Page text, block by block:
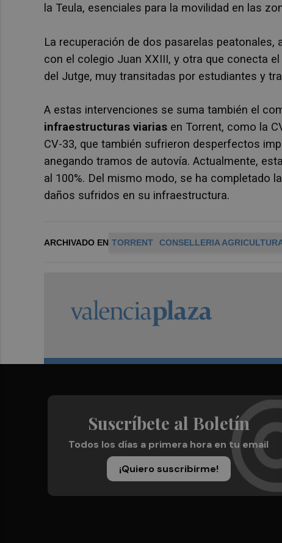
la Teula, esenciales para la movilidad en las
La recuperación de dos pasarelas peatonales,
con el colegio Juan XXIII, y otra que conecta
del Jutge, muy transitadas por estudiantes y
A estas intervenciones se suma también el
infraestructuras viarias en Torrent, como la
CV-33, que también sufrieron desperfectos
anegando tramos de autovía. Actualmente,
al 100%. Del mismo modo, se ha completado
daños sufridos en su infraestructura.
ARCHIVADO EN TORRENT CONSELLERIA
Suscríbete al Boletín
Todos los días a primera hora en tu email
¡Quiero suscribirme!